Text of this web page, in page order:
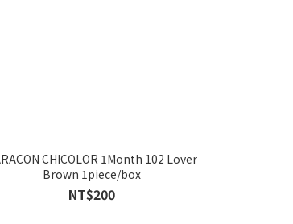
CHICOLOR 1Month 102 Lover
Brown 1piece/box
NT$200